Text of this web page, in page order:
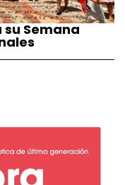
Semana